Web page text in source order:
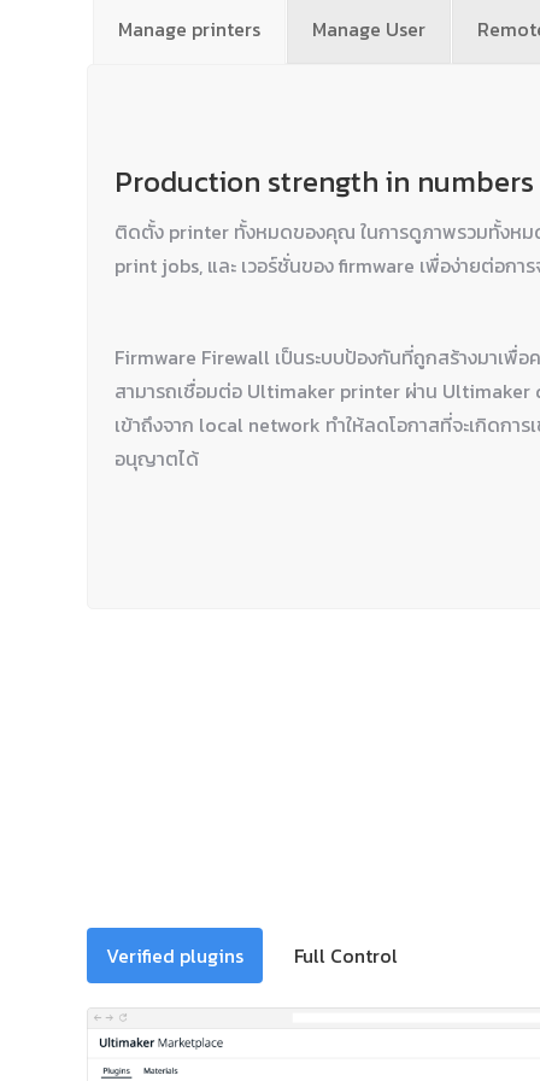
Manage printers Manage User
Production strength in numbers
ติดตั้ง printer ทั้งหมดของคุณ ในการดูภาพรวมทั้งหม
print jobs, และ เวอร์ชั่นของ firmware เพื่อง่ายต่อกา
Firmware Firewall เป็นระบบป้องกันที่ถูกสร้างมาเพื่
สามารถเชื่อมต่อ Ultimaker printer ผ่าน
เข้าถึงจาก local network ทำให้ลดโอกาสที่จะเกิดกา
อนุญาตได้
Verified plugins Full Control